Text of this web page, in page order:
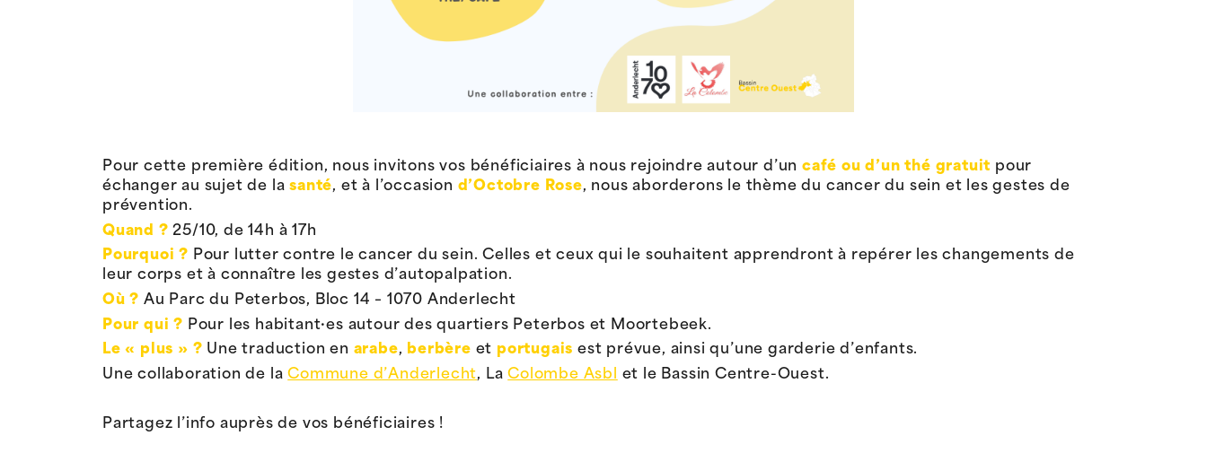
Pour cette première édition, nous invitons vos bénéficiaires à nous rejoindre autour d’un café ou d’un thé gratuit pour
échanger au sujet de lasanté, et à l’occasion d’Octobre Rose, nous aborderons le thème du cancer du sein et les gestes de
prévention.
Quand ? 25/10, de 14h à 17h
Pourquoi ? Pour lutter contre le cancer du sein. Celles et ceux qui le souhaitent apprendront à repérer les changements de
leur corps et à connaître les gestes d’autopalpation.
Où ? Au Parc du Peterbos, Bloc 14 – 1070 Anderlecht
Pour qui ? Pour les habitant·es autour des quartiers Peterbos et Moortebeek.
Le « plus » ? Une traduction en arabe, berbère et portugais est prévue, ainsi qu’une garderie d’enfants.
Une collaboration de laCommune d’Anderlecht, LaColombe Asbl et le Bassin Centre-Ouest.
Partagez l’info auprès de vos bénéficiaires !